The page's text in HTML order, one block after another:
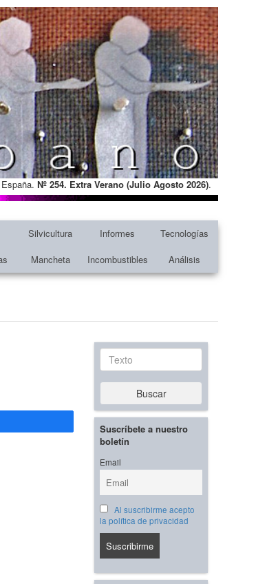
Nº 254. Extra Verano (Julio Agosto 2026).
Silvicultura Informes
Tecnologías
Mancheta Incombustibles Análisis
Texto
Buscar
Suscríbete a nuestro
boletín
Email
Al suscribirme acepto
la política de privacidad